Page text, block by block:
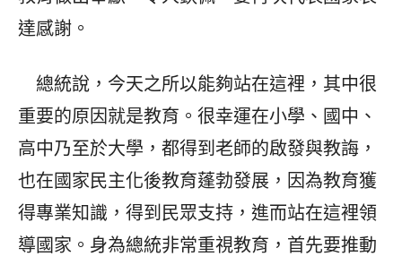
達感謝。
總統說，今天之所以能夠站在這裡，其中很
重要的原因就是教育。很幸運在小學、國中、
高中乃至於大學，都得到老師的啟發與教誨，
也在國家民主化後教育蓬勃發展，因為教育獲
得專業知識，得到民眾支持，進而站在這裡領
導國家。身為總統非常重視教育，首先要推動